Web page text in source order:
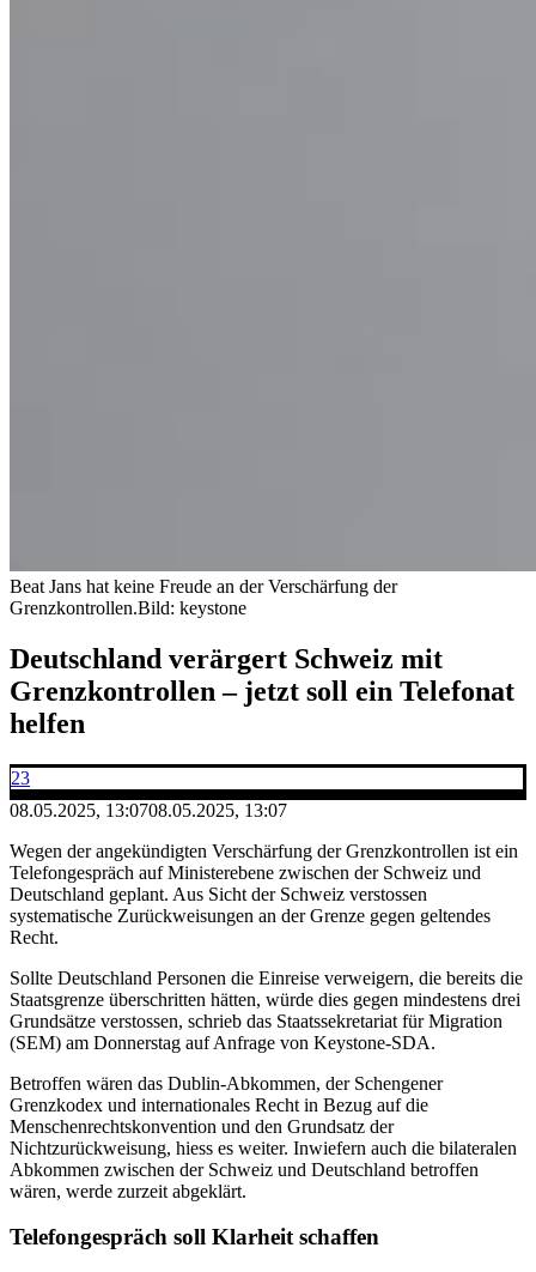
Beat Jans hat keine Freude an der Verschärfung der
Grenzkontrollen.Bild: keystone
Deutschland verärgert Schweiz mit
Grenzkontrollen – jetzt soll ein Telefonat
helfen
23
08.05.2025, 13:0708.05.2025, 13:07
Wegen der angekündigten Verschärfung der Grenzkontrollen ist ein
Telefongespräch auf Ministerebene zwischen der Schweiz und
Deutschland geplant. Aus Sicht der Schweiz verstossen
systematische Zurückweisungen an der Grenze gegen geltendes
Recht.
Sollte Deutschland Personen die Einreise verweigern, die bereits die
Staatsgrenze überschritten hätten, würde dies gegen mindestens drei
Grundsätze verstossen, schrieb das Staatssekretariat für Migration
(SEM) am Donnerstag auf Anfrage von Keystone-SDA.
Betroffen wären das Dublin-Abkommen, der Schengener
Grenzkodex und internationales Recht in Bezug auf die
Menschenrechtskonvention und den Grundsatz der
Nichtzurückweisung, hiess es weiter. Inwiefern auch die bilateralen
Abkommen zwischen der Schweiz und Deutschland betroffen
wären, werde zurzeit abgeklärt.
Telefongespräch soll Klarheit schaffen